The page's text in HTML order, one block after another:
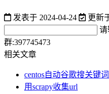
发表于 2024-04-24 更新
请
群:397745473
相关文章
centos自动谷歌搜关键
用scrapy收集url